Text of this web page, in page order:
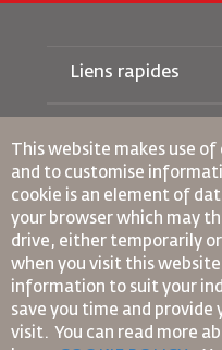
Liens rapides
Plan D'accessibilité
À Propos de Nous
Politique
Règles
This website makes use
and to customise
cookie is an element of
your browser which may
drive, either temporarily
when you visit this
information to suit your
save you time and provide
visit. You can read more